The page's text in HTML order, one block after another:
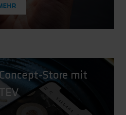
Store mit